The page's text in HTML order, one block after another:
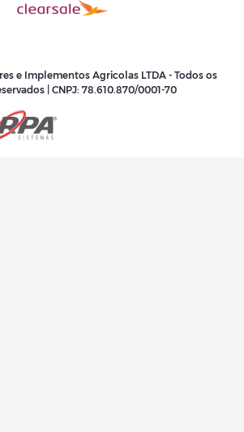
e Implementos Agricolas LTDA - Todos os
| CNPJ: 78.610.870/0001-70